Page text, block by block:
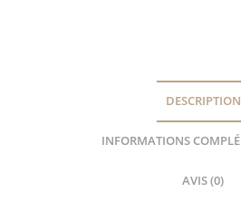
DESCRIPTION
INFORMATIONS
AVIS (0)